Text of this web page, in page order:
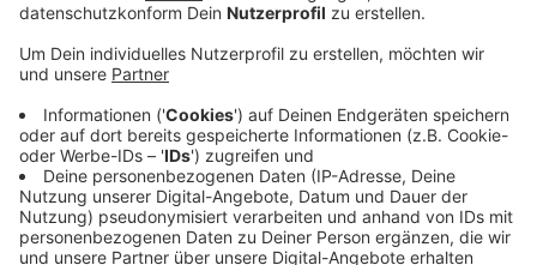
Das hat NRW-Justizminister Peter Biesenbach bei
einem Ortstermin in Köln bekannt gegeben.
Wie jetzt auch, sollen im neuen Justizzentrum
Staatsanwaltschaft und Land- und Amtsgericht
untergebracht werden. Der Neubau ist nötig, weil eine